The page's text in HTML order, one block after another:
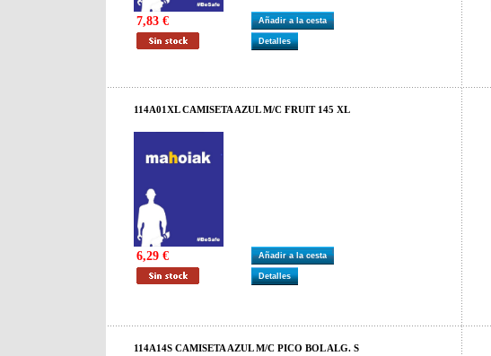
7,83 € Añadir a la cesta
Detalles
114A01XL CAMISETA AZUL M/C FRUIT 145 XL
6,29 € Añadir a la cesta
Detalles
114A14S CAMISETA AZUL M/C PICO BOL ALG. S